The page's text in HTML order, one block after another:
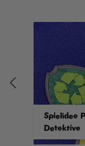
Spielidee
Detektive